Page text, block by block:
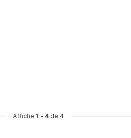
Affiche 1 - 4 de 4